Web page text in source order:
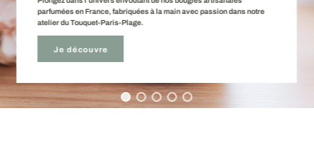
parfumées en France, fabriquées à la main avec passion dans notre
atelier du Touquet-Paris-Plage.
Je découvre